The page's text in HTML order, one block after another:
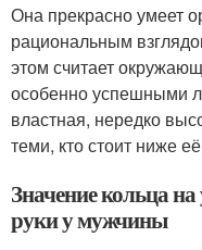
Она прекрасно умеет
рациональным
этом считает
особенно успешными
властная, нередко
теми, кто стоит ниже
Значение кольца
руки у мужчины